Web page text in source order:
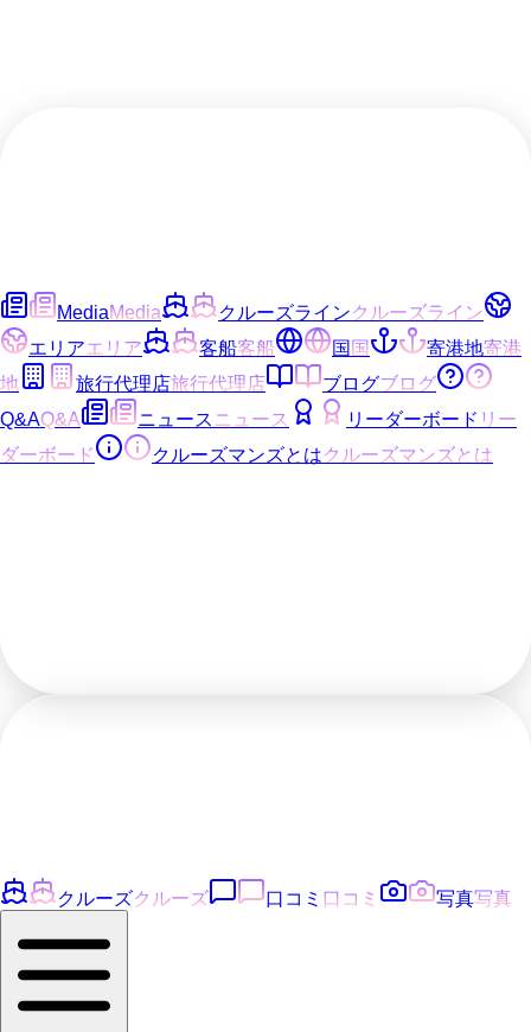
MediaMedia クルーズラインクルーズライン
エリアエリア 客船客船 国国 寄港地寄港
地
旅行代理店旅行代理店 ブログブログ
Q&AQ&A ニュース ニュース リーダーボード リー
ダーボード
クルーズマンズとはクルーズマンズとは
クルーズクルーズ 口コミ 口コミ 写真写真